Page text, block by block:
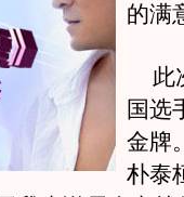
的满
此
国选
金牌
朴泰